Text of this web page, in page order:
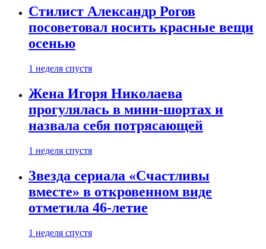
Стилист Александр Рогов
посоветовал носить красные вещи
осенью
1 неделя спустя
Жена Игоря Николаева
прогулялась в мини-шортах и
назвала себя потрясающей
1 неделя спустя
Звезда сериала «Счастливы
вместе» в откровенном виде
отметила 46-летие
1 неделя спустя